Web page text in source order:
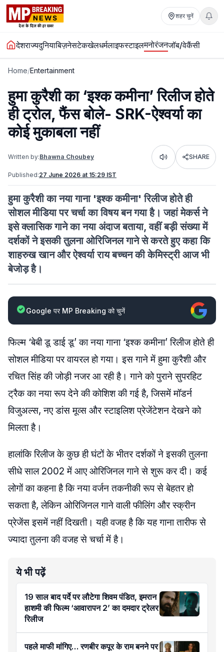
शहर चुनें
देशराज्यदुनियाबिज़नेसटेकखेलधर्मलाइफस्टाइलमनोरंजनजॉब/वेकैंसी
Home/Entertainment
हुमा कुरैशी का ‘इश्क कमीना’ रिलीज होते
ही ट्रोल, फैंस बोले- SRK-ऐश्वर्या का
कोई मुकाबला नहीं
Written by:Bhawna Choubey Listen SHARE
Published:27 June 2026 at 15:29 IST
हुमा कुरैशी का नया गाना 'इश्क कमीना' रिलीज होते ही
सोशल मीडिया पर चर्चा का विषय बन गया है। जहां मेकर्स ने
इसे क्लासिक गाने का नया अंदाज बताया, वहीं बड़ी संख्या में
दर्शकों ने इसकी तुलना ओरिजिनल गाने से करते हुए कहा कि
शाहरुख खान और ऐश्वर्या राय बच्चन की केमिस्ट्री आज भी
बेजोड़ है।
Google पर MP Breaking को चुनें
फिल्म ‘बेबी डू डाई डू’ का नया गाना ‘इश्क कमीना’ रिलीज होते ही
सोशल मीडिया पर वायरल हो गया। इस गाने में हुमा कुरैशी और
रचित सिंह की जोड़ी नजर आ रही है। गाने को पुराने सुपरहिट
ट्रैक का नया रूप देने की कोशिश की गई है, जिसमें मॉडर्न
विजुअल्स, नए डांस मूव्स और स्टाइलिश प्रेजेंटेशन देखने को
मिलता है।
हालांकि रिलीज के कुछ ही घंटों के भीतर दर्शकों ने इसकी तुलना
सीधे साल 2002 में आए ओरिजिनल गाने से शुरू कर दी। कई
लोगों का कहना है कि नया वर्जन तकनीकी रूप से बेहतर हो
सकता है, लेकिन ओरिजिनल गाने वाली फीलिंग और स्क्रीन
प्रेजेंस इसमें नहीं दिखती। यही वजह है कि यह गाना तारीफ से
ज्यादा तुलना की वजह से चर्चा में है।
ये भी पढ़ें
19 साल बाद पर्दे पर लौटेगा शिवम पंडित, इमरान
हाशमी की फिल्म ‘आवारापन 2’ का दमदार ट्रेलर
रिलीज
पहले माफी मांगिए… रणबीर कपूर के राम बनने पर